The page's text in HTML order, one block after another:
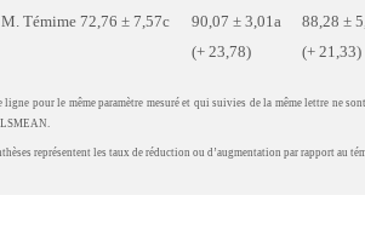
M. Témime 72,76 ± 7,57c
90,07 ± 3,01a
(+ 23,78)
88,28 ±
(+ 21,33)
ligne pour le même paramètre mesuré et qui suivies de la même lettre ne
représentent les taux de réduction ou d’augmentation par rapport au